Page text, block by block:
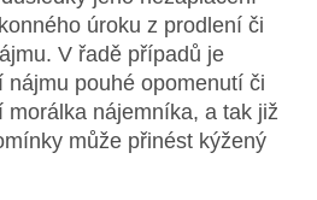
úroku z prodlení či
V řadě případů je
pouhé opomenutí či
morálka nájemníka, a tak již
může přinést kýžený